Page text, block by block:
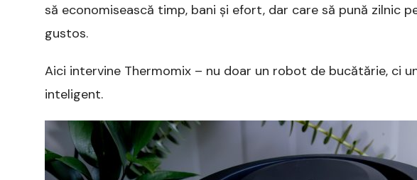
să economisească timp, bani și efort, dar care să pună zilnic
gustos.
Aici intervine Thermomix – nu doar un robot de bucătărie, ci
inteligent.